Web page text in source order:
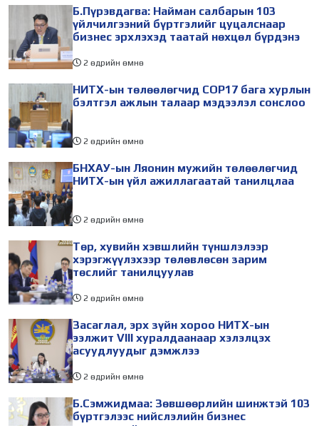
Б.Пүрэвдагва: Найман салбарын 103
үйлчилгээний бүртгэлийг цуцалснаар
бизнес эрхлэхэд таатай нөхцөл бүрдэнэ
2 өдрийн өмнө
НИТХ-ын төлөөлөгчид COP17 бага хурлын
бэлтгэл ажлын талаар мэдээлэл сонслоо
2 өдрийн өмнө
БНХАУ-ын Ляонин мужийн төлөөлөгчид
НИТХ-ын үйл ажиллагаатай танилцлаа
2 өдрийн өмнө
Төр, хувийн хэвшлийн түншлэлээр
хэрэгжүүлэхээр төлөвлөсөн зарим
төслийг танилцуулав
2 өдрийн өмнө
Засаглал, эрх зүйн хороо НИТХ-ын
ээлжит VIII хуралдаанаар хэлэлцэх
асуудлуудыг дэмжлээ
2 өдрийн өмнө
Б.Сэмжидмаа: Зөвшөөрлийн шинжтэй 103
бүртгэлээс нийслэлийн бизнес